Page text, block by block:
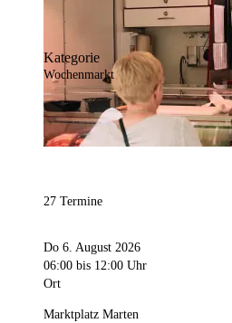
Kategorie
Wochenmarkt
27 Termine
Do 6. August 2026
06:00 bis 12:00 Uhr
Ort
Marktplatz Marten